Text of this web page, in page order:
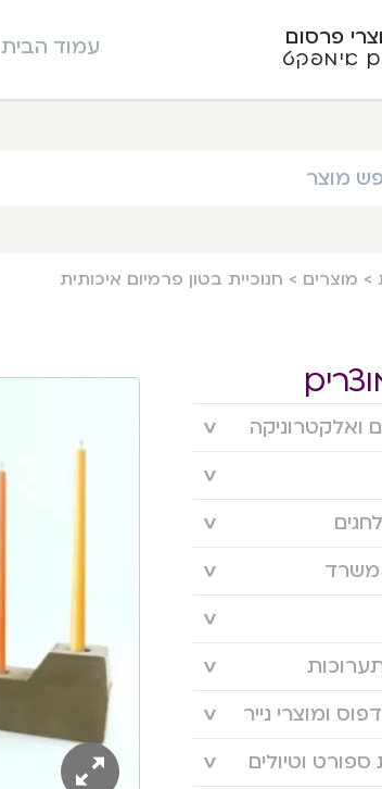
פרסום
אימפקט עמוד הבית
> מוצרים > חנוכיית בטון פרמיום איכותית
ואלקטרוניקה
משרד
ומוצרי נייר
וטיולים